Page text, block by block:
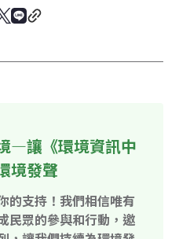
—讓《環境資訊中
境發聲
的支持！我們相信唯有
民眾的參與和行動，邀